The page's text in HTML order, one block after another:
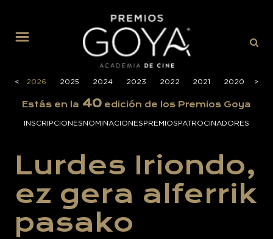
< 2026 2025 2024 2023 2022 2021 2020 >
Estás en la 40 edición de los Premios Goya
INSCRIPCIONESNOMINACIONESPREMIOSPATROCINADORES
Lurdes Iriondo,
ez gera alferrik
pasako